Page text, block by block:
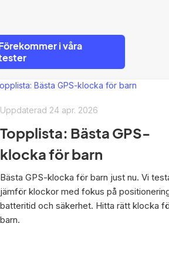
i våra
Uppdaterad 24 apr. 2026
Topplista: Bästa GPS-
klocka för barn
Bästa GPS-klocka för barn just nu. Vi
jämför klockor med fokus på
batteritid och säkerhet. Hitta rätt klocka
barn.